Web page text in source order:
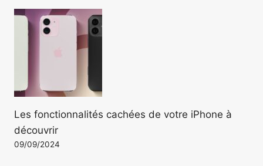
Les fonctionnalités cachées de votre iPhone à
découvrir
09/09/2024